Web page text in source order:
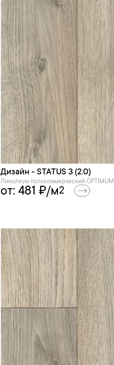
Дизайн - STATUS 3 (2.0)
Линолеум полукоммерческий OPTIMUM
от: 481 ₽/м2